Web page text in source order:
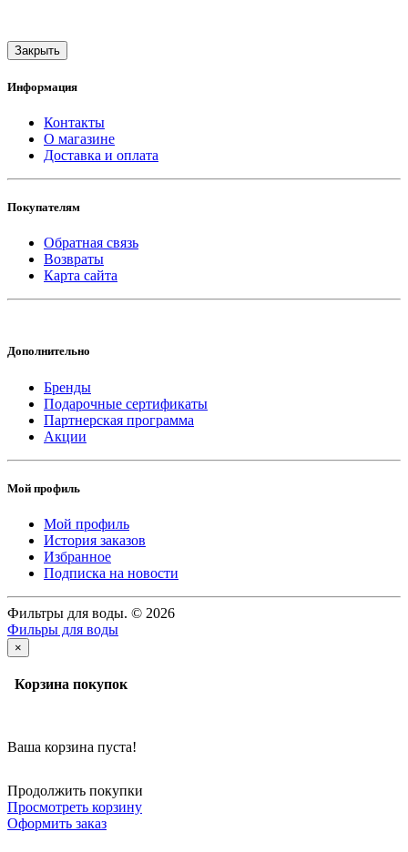
Закрыть
Информация
Контакты
О магазине
Доставка и оплата
Покупателям
Обратная связь
Возвраты
Карта сайта
Дополнительно
Бренды
Подарочные сертификаты
Партнерская программа
Акции
Мой профиль
Мой профиль
История заказов
Избранное
Подписка на новости
Фильтры для воды. © 2026
Фильры для воды
×
Корзина покупок
Ваша корзина пуста!
Продолжить покупки
Просмотреть корзину
Оформить заказ